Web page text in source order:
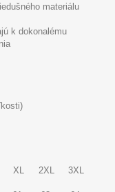
materiálu
k dokonalému
XL 2XL 3XL